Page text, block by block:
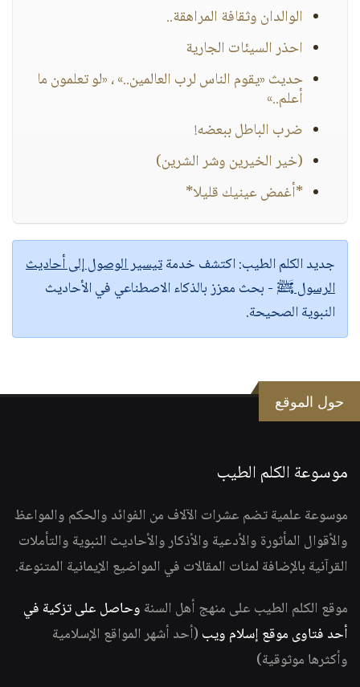
الوالدان وثقافة المراهقة..
احذر السيئات الجارية
حديث «يقوم الناس لرب العالمين..» ، «لو تعلمون ما
أعلم..»
ضرب الباطل ببعضه!
(خير الخيرين وشر الشرين)
*أغمض عينيك قليلا*
جديد الكلم الطيب:اكتشف خدمةتيسير الوصول إلى أحاديث
الرسول ﷺ - بحث معزز بالذكاء الاصطناعي في الأحاديث
النبوية الصحيحة.
حول الموقع
موسوعة الكلم الطيب
موسوعة علمية تضم عشرات الآلاف من الفوائد والحكم والمواعظ
والأقوال المأثورة والأدعية والأذكار والأحاديث النبوية والتأملات
القرآنية بالإضافة لمئات المقالات في المواضيع الإيمانية المتنوعة.
موقع الكلم الطيب على منهج أهل السنة وحاصل على تزكية في
أحد فتاوى موقع إسلام ويب (أحد أشهر المواقع الإسلامية
وأكثرها موثوقية)